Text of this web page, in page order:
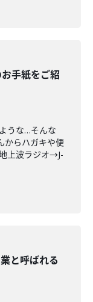
手紙をご紹
うな…そんな
からハガキや便
上波ラジオ→J-
と呼ばれる